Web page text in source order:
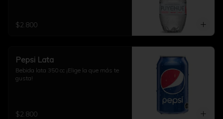
$2.800
Pepsi Lata
Bebida lata 350 cc ¡Elige la que más te
gusta!
$2.800